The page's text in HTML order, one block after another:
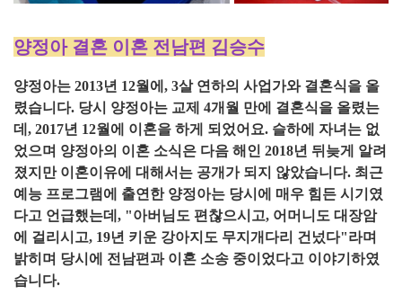
양정아 결혼 이혼 전남편 김승수
양정아는 2013년 12월에, 3살 연하의 사업가와 결혼식을 올
렸습니다. 당시 양정아는 교제 4개월 만에 결혼식을 올렸는
데, 2017년 12월에 이혼을 하게 되었어요. 슬하에 자녀는 없
었으며 양정아의 이혼 소식은 다음 해인 2018년 뒤늦게 알려
졌지만 이혼이유에 대해서는 공개가 되지 않았습니다. 최근
예능 프로그램에 출연한 양정아는 당시에 매우 힘든 시기였
다고 언급했는데, "아버님도 편찮으시고, 어머니도 대장암
에 걸리시고, 19년 키운 강아지도 무지개다리 건넜다"라며
밝히며 당시에 전남편과 이혼 소송 중이었다고 이야기하였
습니다.